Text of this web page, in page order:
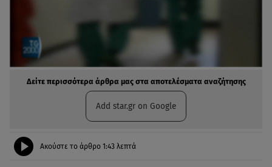
Δείτε περισσότερα άρθρα μας στα αποτελέσματα αναζήτησης
Add star.gr on Google
Ακούστε το άρθρο 1:43 λεπτά